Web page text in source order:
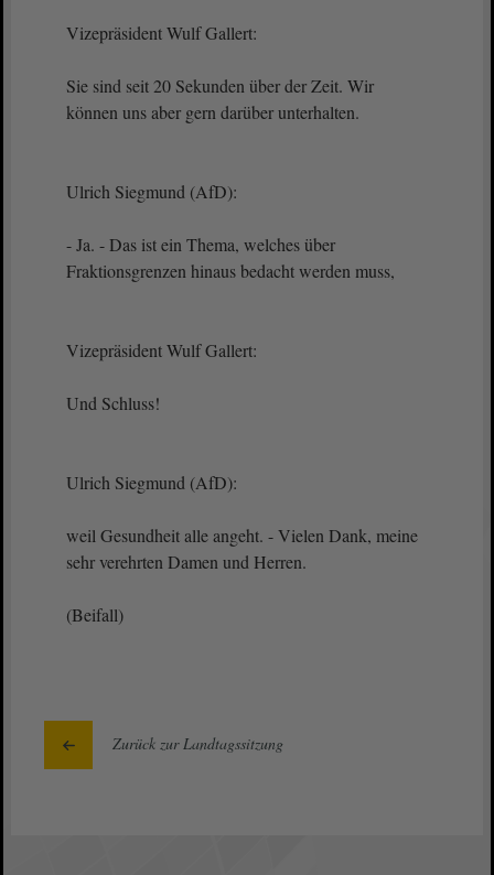
Vizepräsident Wulf Gallert:
Sie sind seit 20 Sekunden über der Zeit. Wir
können uns aber gern darüber unterhalten.
Ulrich Siegmund (AfD):
- Ja. - Das ist ein Thema, welches über
Fraktionsgrenzen hinaus bedacht werden muss,
Vizepräsident Wulf Gallert:
Und Schluss!
Ulrich Siegmund (AfD):
weil Gesundheit alle angeht. - Vielen Dank, meine
sehr verehrten Damen und Herren.
(Beifall)
Zurück zur Landtagssitzung